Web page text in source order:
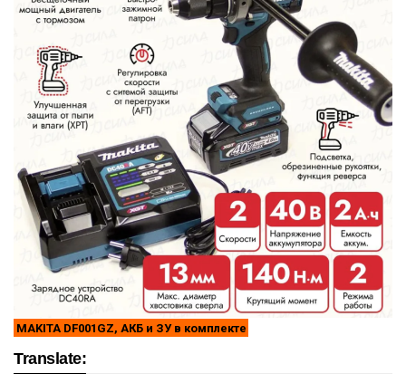
MAKITA DF001GZ, АКБ и ЗУ в комплекте
Translate: